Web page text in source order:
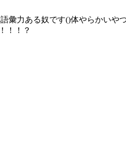
力ある奴です()体やらかいや
！！？